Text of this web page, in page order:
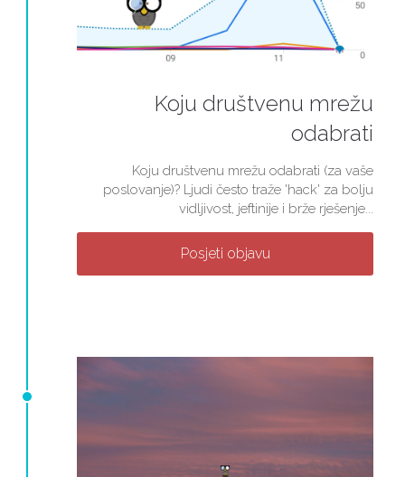
Koju društvenu mrežu
odabrati
Koju društvenu mrežu odabrati (za vaše
poslovanje)? Ljudi često traže 'hack' za bolju
vidljivost, jeftinije i brže rješenje...
Posjeti objavu